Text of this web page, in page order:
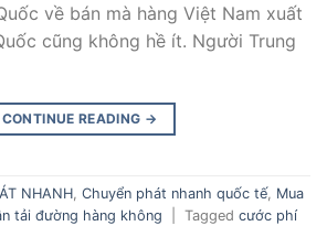
về bán mà hàng Việt Nam xuất
cũng không hề ít. Người Trung
CONTINUE READING →
NHANH, Chuyển phát nhanh quốc tế, Mua
tải đường hàng không Tagged cước phí